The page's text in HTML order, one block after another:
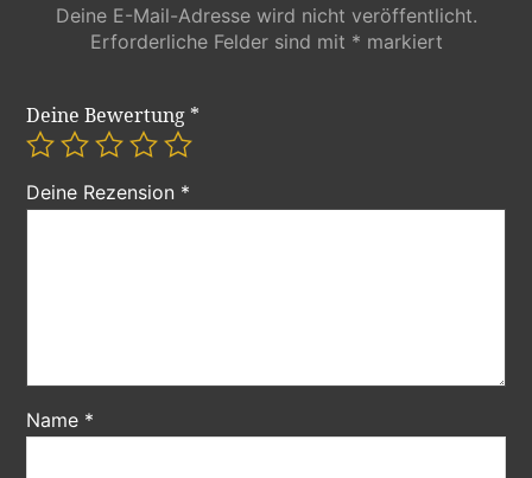
Deine E-Mail-Adresse wird nicht veröffentlicht.
Erforderliche Felder sind mit * markiert
Deine Bewertung *
Deine Rezension *
Name *